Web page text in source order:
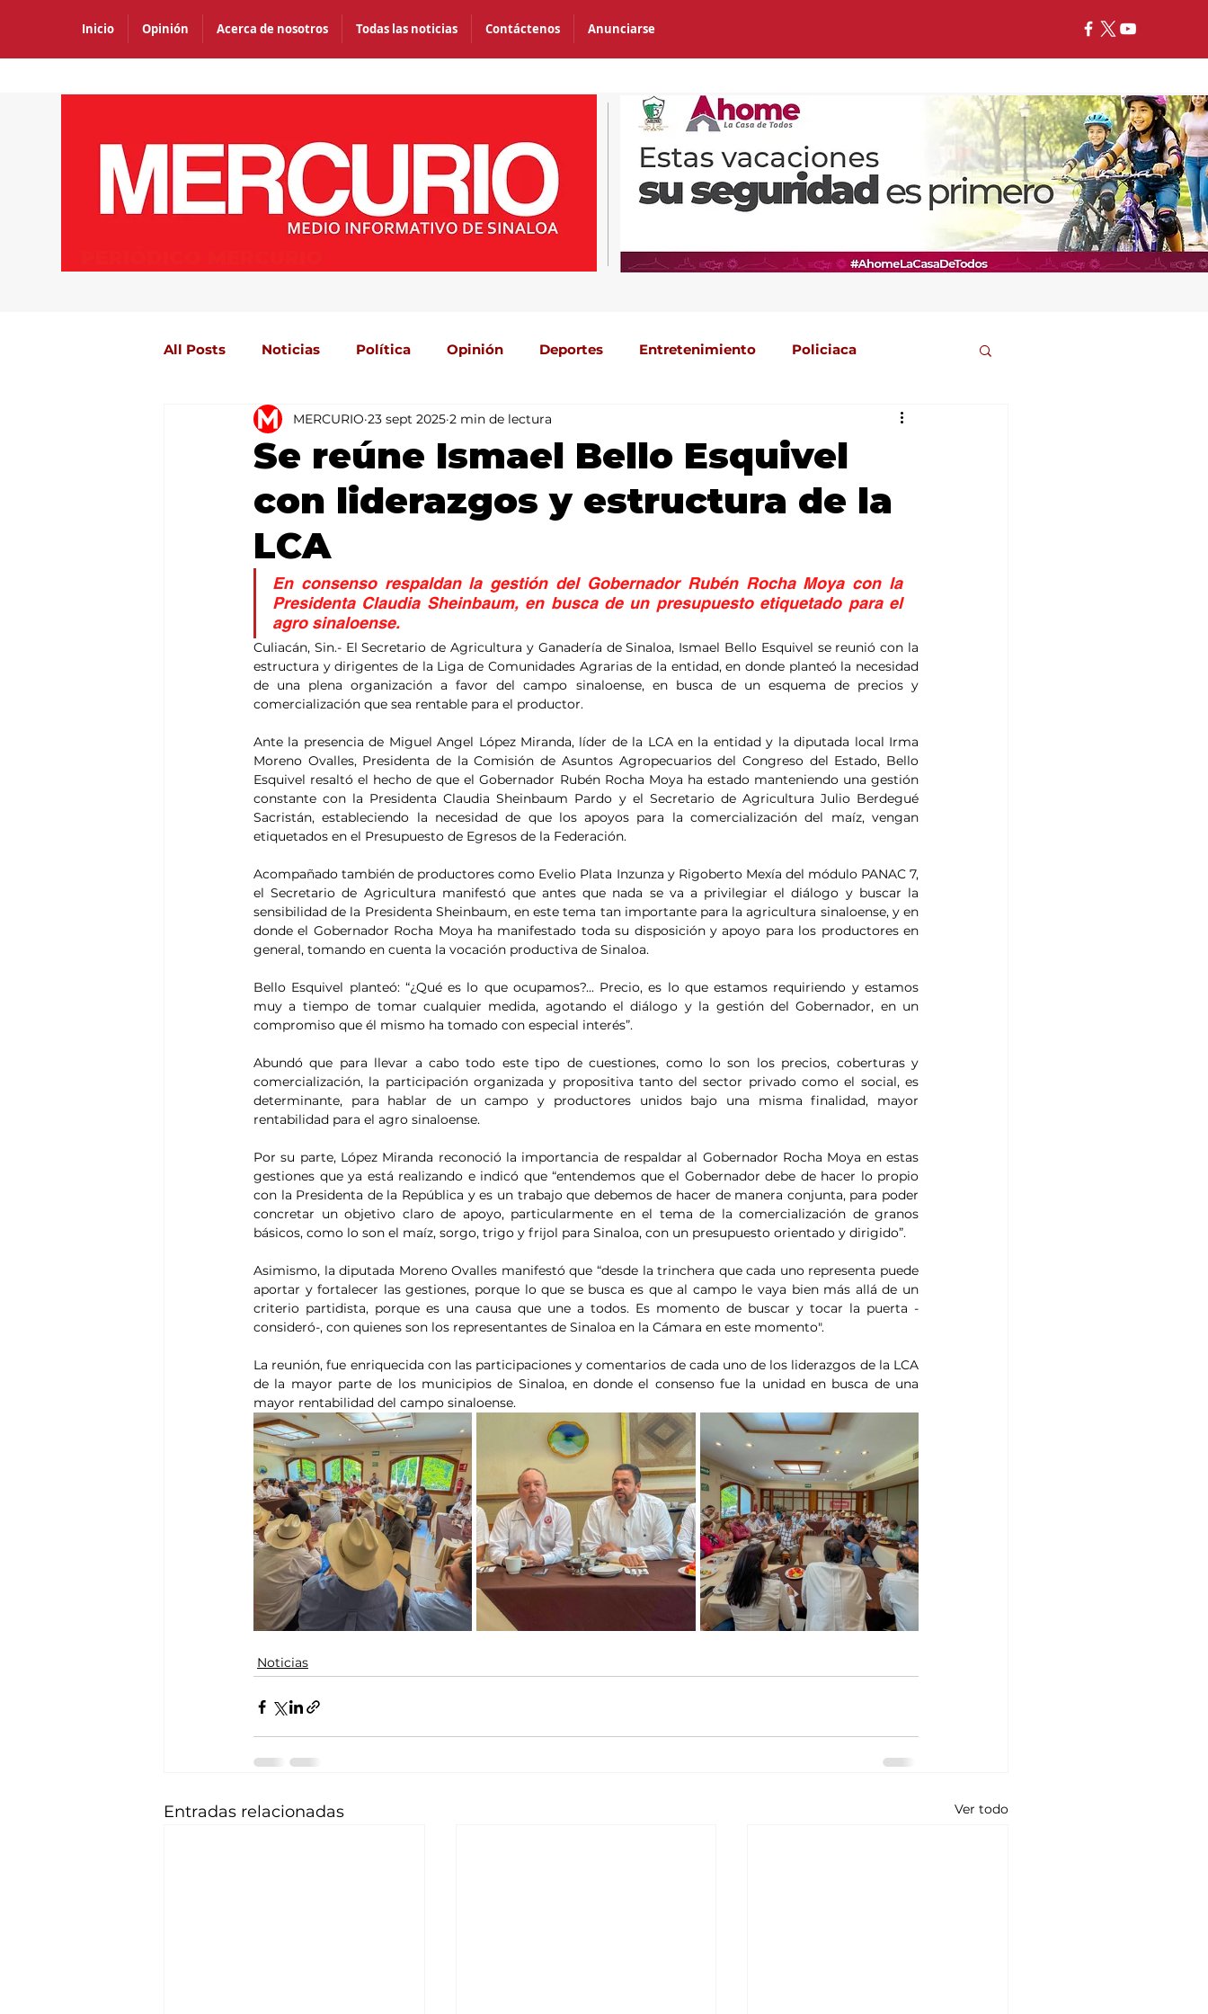
Inicio Opinión Acerca de nosotros Todas las noticias Contáctenos Anunciarse
All Posts Noticias Política Opinión Deportes Entretenimiento Policiaca
Agricultura México Mundo Portada 2
Se reúne Ismael Bello Esquivel
con liderazgos y estructura de la
LCA
MERCURIO 23 sept 2025 2 min de lectura
En consenso respaldan la gestión del Gobernador Rubén Rocha Moya con la
Presidenta Claudia Sheinbaum, en busca de un presupuesto etiquetado para el
agro sinaloense.
Culiacán, Sin.- El Secretario de Agricultura y Ganadería de Sinaloa, Ismael Bello Esquivel se reunió con la
estructura y dirigentes de la Liga de Comunidades Agrarias de la entidad, en donde planteó la necesidad
de una plena organización a favor del campo sinaloense, en busca de un esquema de precios y
comercialización que sea rentable para el productor.
Ante la presencia de Miguel Angel López Miranda, líder de la LCA en la entidad y la diputada local Irma
Moreno Ovalles, Presidenta de la Comisión de Asuntos Agropecuarios del Congreso del Estado, Bello
Esquivel resaltó el hecho de que el Gobernador Rubén Rocha Moya ha estado manteniendo una gestión
constante con la Presidenta Claudia Sheinbaum Pardo y el Secretario de Agricultura Julio Berdegué
Sacristán, estableciendo la necesidad de que los apoyos para la comercialización del maíz, vengan
etiquetados en el Presupuesto de Egresos de la Federación.
Acompañado también de productores como Evelio Plata Inzunza y Rigoberto Mexía del módulo PANAC 7,
el Secretario de Agricultura manifestó que antes que nada se va a privilegiar el diálogo y buscar la
sensibilidad de la Presidenta Sheinbaum, en este tema tan importante para la agricultura sinaloense, y en
donde el Gobernador Rocha Moya ha manifestado toda su disposición y apoyo para los productores en
general, tomando en cuenta la vocación productiva de Sinaloa.
Bello Esquivel planteó: “¿Qué es lo que ocupamos?... Precio, es lo que estamos requiriendo y estamos
muy a tiempo de tomar cualquier medida, agotando el diálogo y la gestión del Gobernador, en un
compromiso que él mismo ha tomado con especial interés”.
Abundó que para llevar a cabo todo este tipo de cuestiones, como lo son los precios, coberturas y
comercialización, la participación organizada y propositiva tanto del sector privado como el social, es
determinante, para hablar de un campo y productores unidos bajo una misma finalidad, mayor
rentabilidad para el agro sinaloense.
Por su parte, López Miranda reconoció la importancia de respaldar al Gobernador Rocha Moya en estas
gestiones que ya está realizando e indicó que “entendemos que el Gobernador debe de hacer lo propio
con la Presidenta de la República y es un trabajo que debemos de hacer de manera conjunta, para poder
concretar un objetivo claro de apoyo, particularmente en el tema de la comercialización de granos
básicos, como lo son el maíz, sorgo, trigo y frijol para Sinaloa, con un presupuesto orientado y dirigido”.
Asimismo, la diputada Moreno Ovalles manifestó que “desde la trinchera que cada uno representa puede
aportar y fortalecer las gestiones, porque lo que se busca es que al campo le vaya bien más allá de un
criterio partidista, porque es una causa que une a todos. Es momento de buscar y tocar la puerta -
consideró-, con quienes son los representantes de Sinaloa en la Cámara en este momento".
La reunión, fue enriquecida con las participaciones y comentarios de cada uno de los liderazgos de la LCA
de la mayor parte de los municipios de Sinaloa, en donde el consenso fue la unidad en busca de una
mayor rentabilidad del campo sinaloense.
Noticias
Entradas relacionadas Ver todo